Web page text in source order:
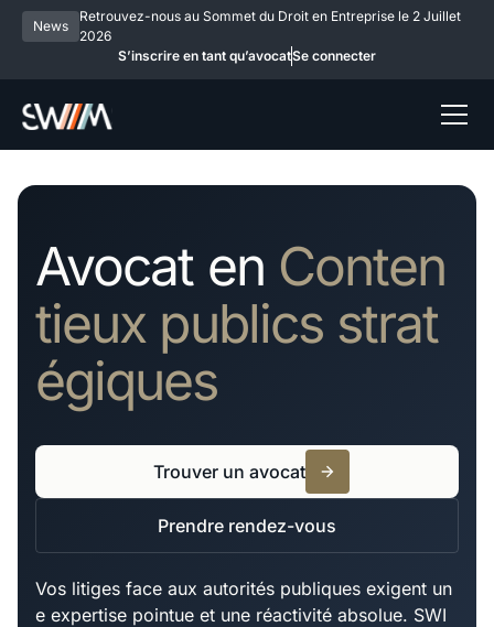
News
Retrouvez-nous au Sommet du Droit en Entreprise le 2 Juillet
2026
S’inscrire en tant qu’avocatSe connecter
Avocat en Conten
tieux publics strat
égiques
Trouver un avocat
Prendre rendez-vous
Vos litiges face aux autorités publiques exigent un
e expertise pointue et une réactivité absolue. SWI